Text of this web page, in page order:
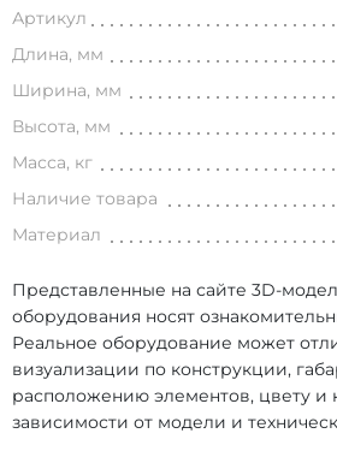
Артикул
Длина, мм
Ширина, мм
Высота, мм
Масса, кг
Наличие товара
Материал
Представленные на сайте 3D-
оборудования носят
Реальное оборудование может
визуализации по конструкции,
расположению элементов, цвету и
зависимости от модели и